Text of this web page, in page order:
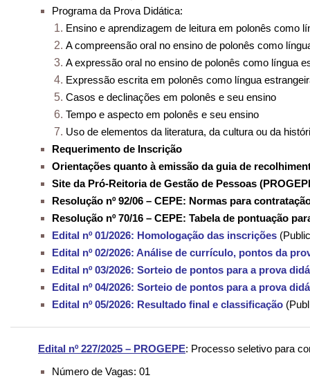
Programa da Prova Didática:
Ensino e aprendizagem de leitura em polonês como
A compreensão oral no ensino de polonês como
A expressão oral no ensino de polonês como língua
Expressão escrita em polonês como língua
Casos e declinações em polonês e seu ensino
Tempo e aspecto em polonês e seu ensino
Uso de elementos da literatura, da cultura ou da
Requerimento de Inscrição
Orientações quanto à emissão da guia de
Site da Pró-Reitoria de Gestão de Pessoas
Resolução nº 92/06 – CEPE: Normas para
Resolução nº 70/16 – CEPE: Tabela de pontuação
Edital nº 01/2026: Homologação das inscrições
Edital nº 02/2026: Análise de currículo, pontos da
Edital nº 03/2026: Sorteio de pontos para a prova
Edital nº 04/2026: Sorteio de pontos para a prova
Edital nº 05/2026: Resultado final e classificação
Edital nº 227/2025 – PROGEPE: Processo seletivo para
Número de Vagas: 01